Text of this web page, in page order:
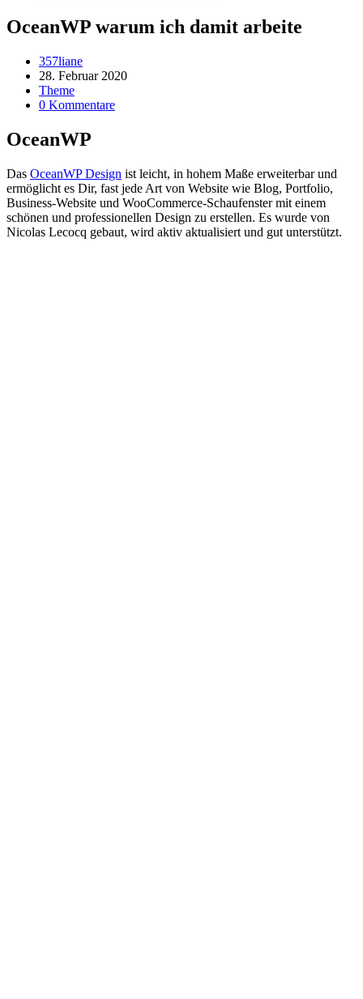
OceanWP warum ich damit arbeite
Beitrags-
Autor:
357liane
Beitrag
veröffentlicht:
28. Februar 2020
Beitrags-
Kategorie:
Theme
Beitrags-
0 Kommentare
OceanWP
Das OceanWP Design ist leicht, in hohem Maße erweiterbar und
ermöglicht es Dir, fast jede Art von Website wie Blog, Portfolio,
Business-Website und WooCommerce-Schaufenster mit einem
schönen und professionellen Design zu erstellen. Es wurde von
Nicolas Lecocq gebaut, wird aktiv aktualisiert und gut unterstützt.